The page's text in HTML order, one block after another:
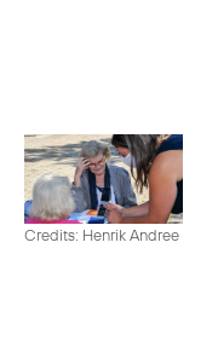
Credits: Henrik Andree